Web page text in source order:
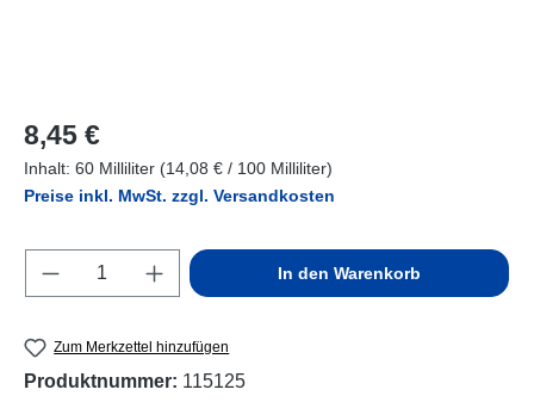
Regulärer Preis:
8,45 €
Inhalt: 60 Milliliter (14,08 € / 100 Milliliter)
Preise inkl. MwSt. zzgl. Versandkosten
Produkt Anzahl: Gib den gewünschten
In den Warenkorb
Zum Merkzettel hinzufügen
Produktnummer: 115125